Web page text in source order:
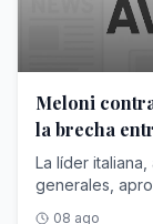
Meloni
la brecha
La líder
generales,
08 ago